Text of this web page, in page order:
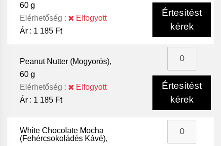
60 g
Elérhetőség :
Elfogyott
Ár : 1 185 Ft
Értesítést
kérek
Peanut Nutter (Mogyorós),
60 g
Elérhetőség :
Elfogyott
Ár : 1 185 Ft
Értesítést
kérek
White Chocolate Mocha
(Fehércsokoládés Kávé),